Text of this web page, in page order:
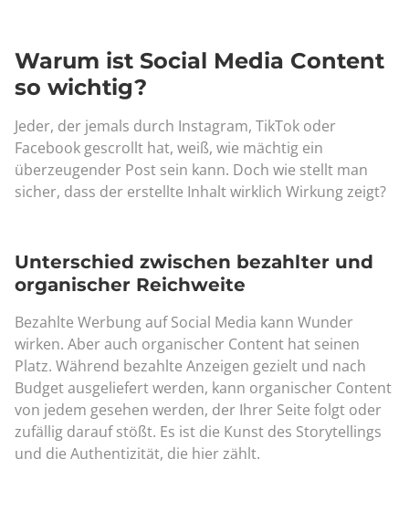
Warum ist Social Media Content
so wichtig?
Jeder, der jemals durch Instagram, TikTok oder
Facebook gescrollt hat, weiß, wie mächtig ein
überzeugender Post sein kann. Doch wie stellt man
sicher, dass der erstellte Inhalt wirklich Wirkung zeigt?
Unterschied zwischen bezahlter und
organischer Reichweite
Bezahlte Werbung auf Social Media kann Wunder
wirken. Aber auch organischer Content hat seinen
Platz. Während bezahlte Anzeigen gezielt und nach
Budget ausgeliefert werden, kann organischer Content
von jedem gesehen werden, der Ihrer Seite folgt oder
zufällig darauf stößt. Es ist die Kunst des Storytellings
und die Authentizität, die hier zählt.